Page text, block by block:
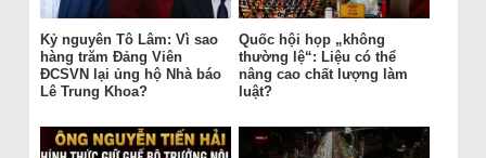
Kỷ nguyên Tô Lâm: Vì sao
hàng trăm Đảng Viên
ĐCSVN lại ủng hộ Nhà báo
Lê Trung Khoa?
Quốc hội họp „không
thường lệ“: Liệu có thể
nâng cao chất lượng làm
luật?